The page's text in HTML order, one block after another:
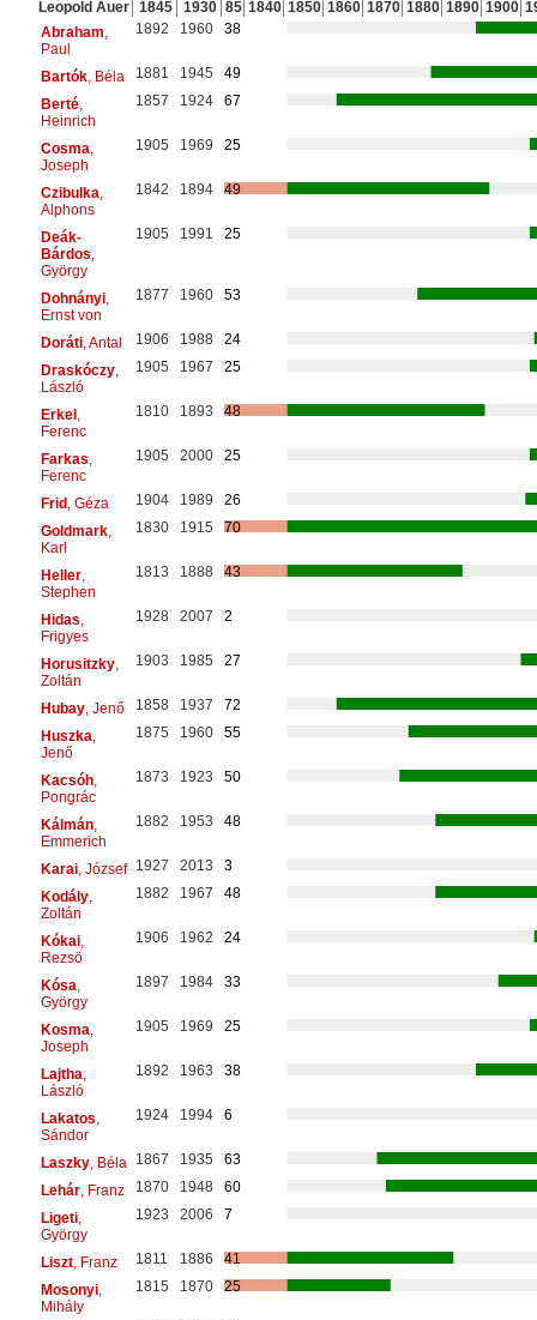
Leopold Auer 1845
1930 85 1840 1850 1860 1870 1880 1890 1900
Abraham
Paul
1892 1960 38
Bartók, Béla 1881 1945
49
Berté,
Heinrich
1857 1924 67
Cosma
Joseph
1905 1969 25
Czibulka
Alphons
1842 1894 49
Deák-
Bárdos
György
1905 1991 25
Dohnányi,
Ernst von
1877 1960 53
Doráti, Antal 1906 1988
24
Draskóczy,
László
1905 1967 25
Erkel,
Ferenc
1810 1893 48
Farkas
Ferenc
1905 2000 25
Frid, Géza 1904 1989
26
Goldmark,
Karl
1830 1915 70
Heller,
Stephen
1813 1888 43
Hidas
Frigyes
1928 2007 2
Horusitzky,
Zoltán
1903 1985 27
Hubay, Jenő 1858 1937
72
Huszka
Jenő
1875 1960 55
Kacsóh,
Pongrác
1873 1923 50
Kálmán,
Emmerich
1882 1953 48
Karai, József 1927 2013
3
Kodály,
Zoltán
1882 1967 48
Kókai,
Rezsö
1906 1962 24
Kósa
György
1897 1984 33
Kosma
Joseph
1905 1969 25
Lajtha
László
1892 1963 38
Lakatos
Sándor
1924 1994 6
Laszky, Béla 1867 1935
63
Lehár, Franz 1870 1948
60
Ligeti,
György
1923 2006 7
Liszt, Franz 1811 1886
41
Mosonyi,
Mihály
1815 1870 25